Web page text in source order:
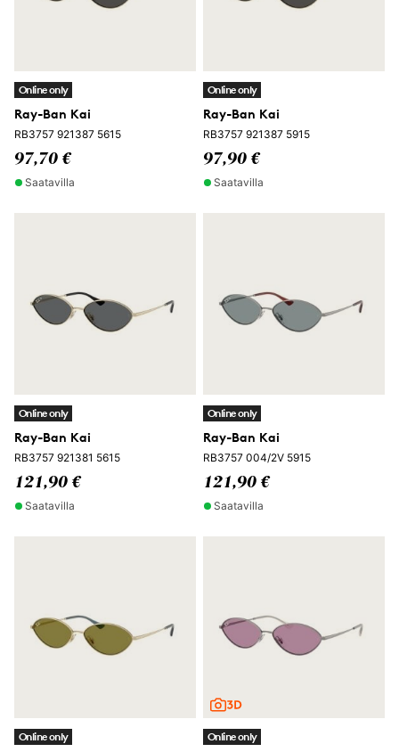
Online only
Ray-Ban Kai
RB3757 921387 5615
97,70 €
Saatavilla
Online only
Ray-Ban Kai
RB3757 921387 5915
97,90 €
Saatavilla
Online only
Ray-Ban Kai
RB3757 921381 5615
121,90 €
Saatavilla
Online only
Ray-Ban Kai
RB3757 004/2V 5915
121,90 €
Saatavilla
Online only Online only